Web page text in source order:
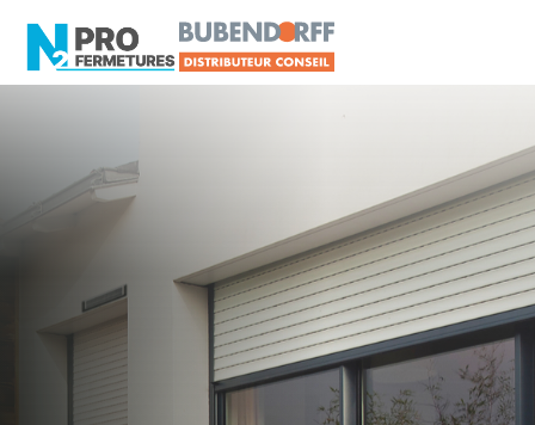
Distributeur Conseil
BUBENDORFF
La Bazoge
Artisan, Menuisier, TPE ou PME proche de La